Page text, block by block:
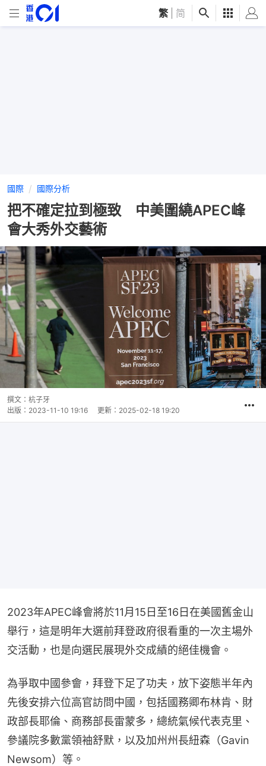
繁 简
國際 國際分析
把不確定拉到極致 中美圍繞APEC峰
會大秀外交藝術
撰文： 杭子牙
出版： 2023-11-10 19:16 更新： 2025-02-18 19:20
2023年APEC峰會將於11月15日至16日在美國舊金山
舉行，這是明年大選前拜登政府很看重的一次主場外
交活動，也是向選民展現外交成績的絕佳機會。
為爭取中國參會，拜登下足了功夫，放下姿態半年內
先後安排六位高官訪問中國，包括國務卿布林肯、財
政部長耶倫、商務部長雷蒙多，總統氣候代表克里、
參議院多數黨領袖舒默，以及加州州長紐森（Gavin
Newsom）等。